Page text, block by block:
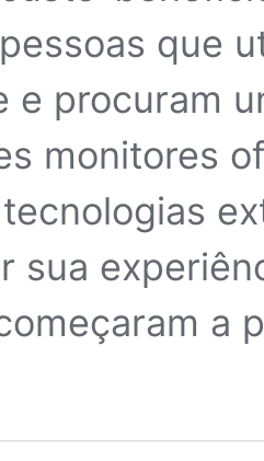
pessoas que
e procuram
monitores
sua
a